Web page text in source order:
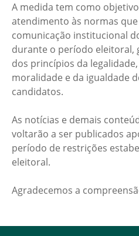
A medida tem como
atendimento às normas
comunicação institucional
durante o período eleitoral,
dos princípios da
moralidade e da igualdade
candidatos.
As notícias e demais
voltarão a ser publicados
período de restrições
eleitoral.
Agradecemos a